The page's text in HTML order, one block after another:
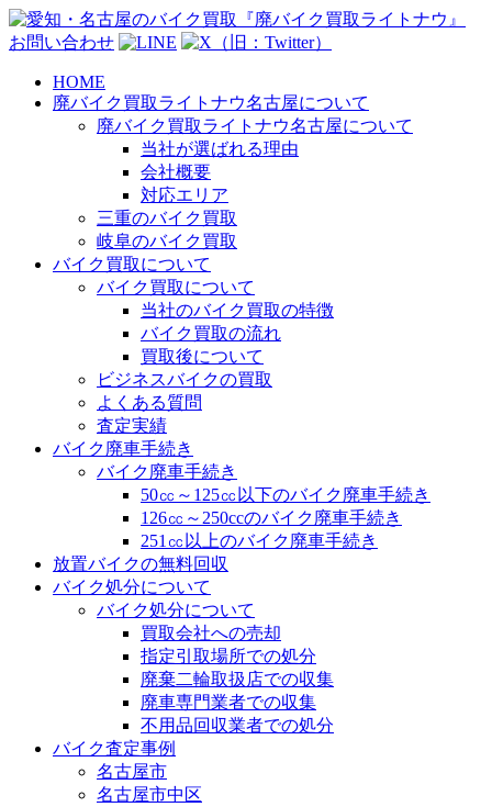
お問い合わせ
HOME
廃バイク買取ライトナウ名古屋について
廃バイク買取ライトナウ名古屋について
当社が選ばれる理由
会社概要
対応エリア
三重のバイク買取
岐阜のバイク買取
バイク買取について
バイク買取について
当社のバイク買取の特徴
バイク買取の流れ
買取後について
ビジネスバイクの買取
よくある質問
査定実績
バイク廃車手続き
バイク廃車手続き
50㏄～125㏄以下のバイク廃車手続き
126㏄～250ccのバイク廃車手続き
251㏄以上のバイク廃車手続き
放置バイクの無料回収
バイク処分について
バイク処分について
買取会社への売却
指定引取場所での処分
廃棄二輪取扱店での収集
廃車専門業者での収集
不用品回収業者での処分
バイク査定事例
名古屋市
名古屋市中区